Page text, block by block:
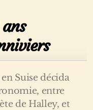
Suise décida
entre
de Halley, et